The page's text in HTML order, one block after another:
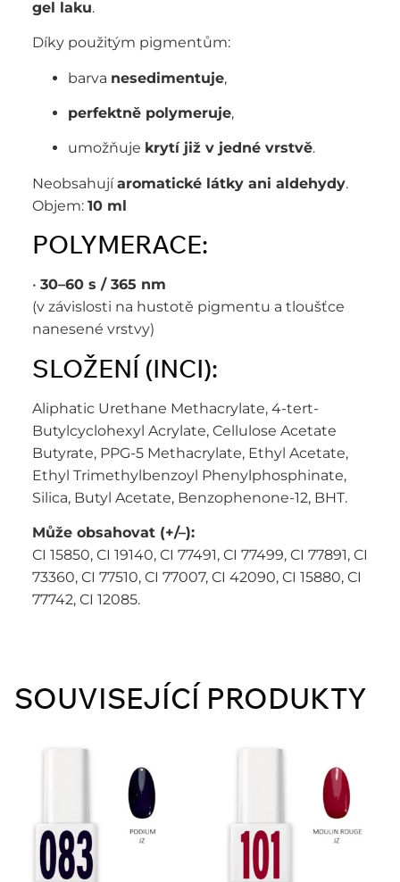
gel laku.
Díky použitým pigmentům:
barva nesedimentuje,
perfektně polymeruje,
umožňuje krytí již v jedné vrstvě.
Neobsahujíaromatické látky ani aldehydy.
Objem: 10 ml
POLYMERACE:
• 30–60 s / 365 nm
(v závislosti na hustotě pigmentu a tloušťce
nanesené vrstvy)
SLOŽENÍ (INCI):
Aliphatic Urethane Methacrylate, 4-tert-
Butylcyclohexyl Acrylate, Cellulose Acetate
Butyrate, PPG-5 Methacrylate, Ethyl Acetate,
Ethyl Trimethylbenzoyl Phenylphosphinate,
Silica, Butyl Acetate, Benzophenone-12, BHT.
Může obsahovat (+/–):
CI 15850, CI 19140, CI 77491, CI 77499, CI 77891, CI
73360, CI 77510, CI 77007, CI 42090, CI 15880, CI
77742, CI 12085.
SOUVISEJÍCÍ PRODUKTY